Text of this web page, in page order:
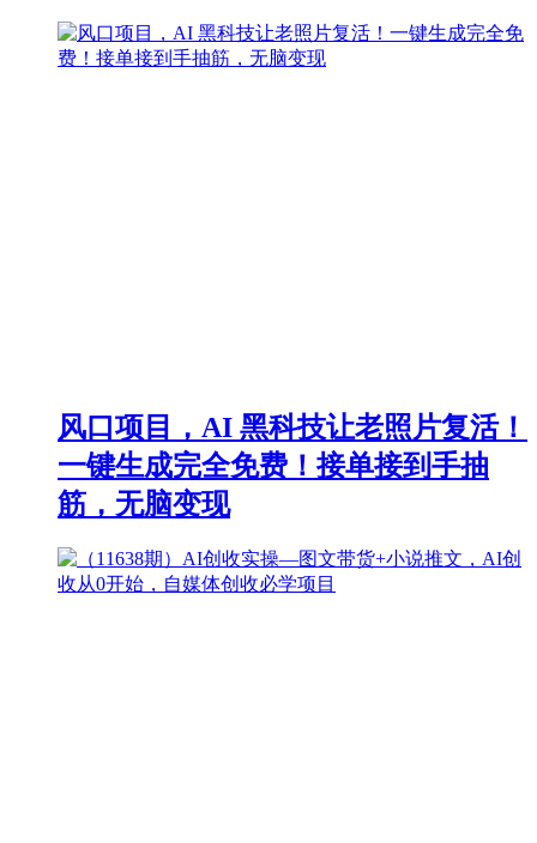
风口项目，AI 黑科技让老照片复活！
一键生成完全免费！接单接到手抽
筋，无脑变现